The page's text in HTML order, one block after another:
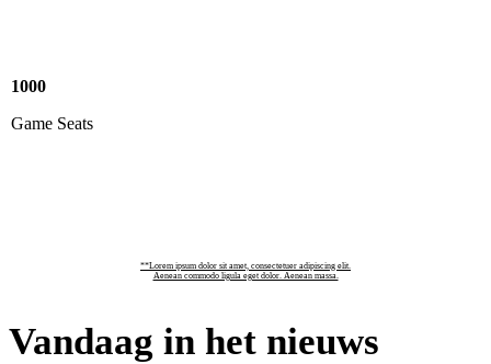
1000
Game Seats
**Lorem ipsum dolor sit amet, consectetuer adipiscing elit.
Aenean commodo ligula eget dolor. Aenean massa.
Vandaag in het nieuws